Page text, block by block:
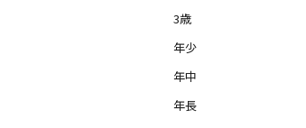
3歳
年少
年中
年長